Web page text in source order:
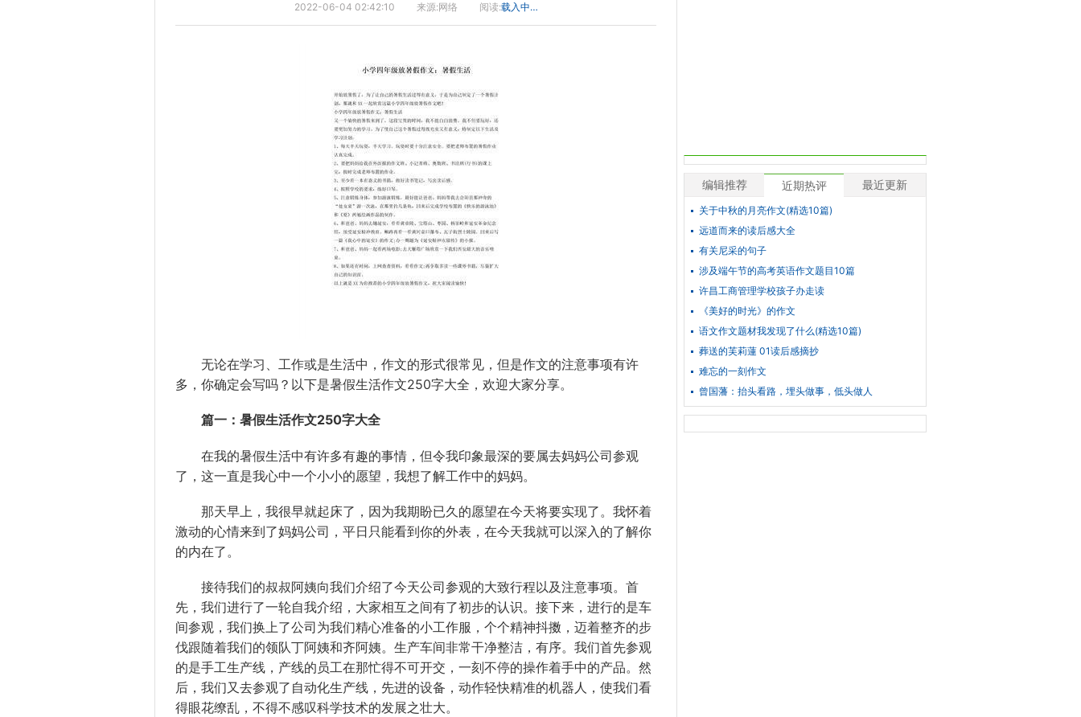
2022-06-04 02:42:10 来源:网络 阅读:载入中…
无论在学习、工作或是生活中， 作文的形式很常见，但是作文的注意事项有许
多，你确定会写吗？以下是暑假生活作文250字大全 ，欢迎大家分享。
篇一：暑假生活作文250字大全
在我的暑假生活中有许多有趣的事情，但令我印象最深的要属去妈妈公司参观
了，这一直是我心中一个小小的愿望，我想了解工作中的妈妈。
那天早上，我很早就起床了，因为我期盼已久的愿望在今天将要实现了。我怀着
激动的心情来到了妈妈公司，平日只能看到你的外表，在今天我就可以深入的了解你
的内在了。
接待我们的叔叔阿姨向我们介绍了今天公司参观的大致行程以及注意事项。首
先，我们进行了一轮自我介绍，大家相互之间有了初步的认识。接下来，进行的是车
间参观，我们换上了公司为我们精心准备的小工作服，个个精神抖擞，迈着整齐的步
伐跟随着我们的领队丁阿姨和齐阿姨。生产车间非常干净整洁，有序。我们首先参观
的是手工生产线，产线的员工在那忙得不可开交，一刻不停的操作着手中的产品。然
后，我们又去参观了自动化生产线，先进的设备，动作轻快精准的机器人，使我们看
得眼花缭乱，不得不感叹科学技术的发展之壮大。
编辑推荐 近期热评 最近更新
关于中秋的月亮作文(精选10篇)
远道而来的读后感大全
有关尼采的句子
涉及端午节的高考英语作文题目10篇
许昌工商管理学校孩子办走读
《美好的时光》的作文
语文作文题材我发现了什么(精选10篇)
葬送的芙莉蓮 01读后感摘抄
难忘的一刻作文
曾国藩：抬头看路，埋头做事，低头做人